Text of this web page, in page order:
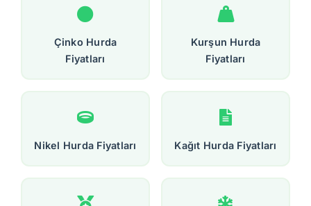
Çinko Hurda
Fiyatları
Kurşun Hurda
Fiyatları
Nikel Hurda Fiyatları Kağıt Hurda Fiyatları